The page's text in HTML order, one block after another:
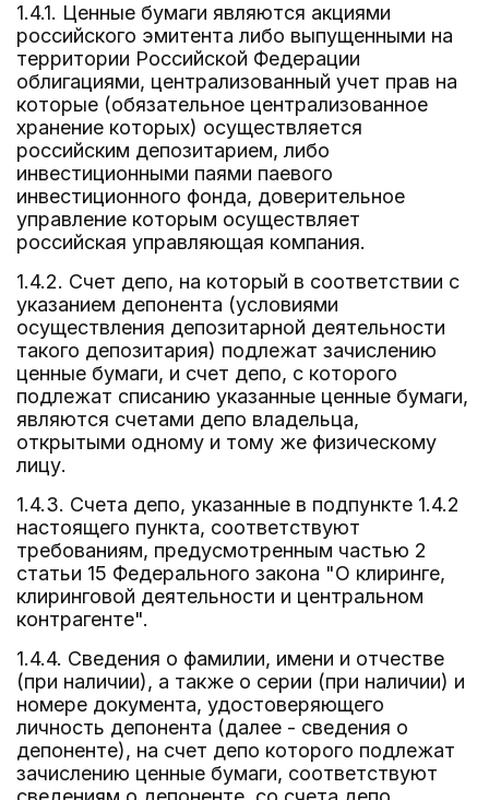
1.4.1. Ценные бумаги являются акциями
российского эмитента либо выпущенными на
территории Российской Федерации
облигациями, централизованный учет прав на
которые (обязательное централизованное
хранение которых) осуществляется
российским депозитарием, либо
инвестиционными паями паевого
инвестиционного фонда, доверительное
управление которым осуществляет
российская управляющая компания.
1.4.2. Счет депо, на который в соответствии с
указанием депонента (условиями
осуществления депозитарной деятельности
такого депозитария) подлежат зачислению
ценные бумаги, и счет депо, с которого
подлежат списанию указанные ценные бумаги,
являются счетами депо владельца,
открытыми одному и тому же физическому
лицу.
1.4.3. Счета депо, указанные в подпункте 1.4.2
настоящего пункта, соответствуют
требованиям, предусмотренным частью 2
статьи 15 Федерального закона "О клиринге,
клиринговой деятельности и центральном
контрагенте".
1.4.4. Сведения о фамилии, имени и отчестве
(при наличии), а также о серии (при наличии) и
номере документа, удостоверяющего
личность депонента (далее - сведения о
депоненте), на счет депо которого подлежат
зачислению ценные бумаги, соответствуют